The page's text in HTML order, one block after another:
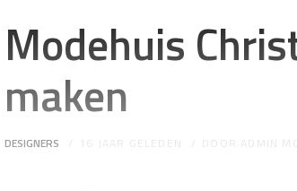
Modehuis
maken
DESIGNERS 16 JAAR GELEDEN DOOR ADMIN